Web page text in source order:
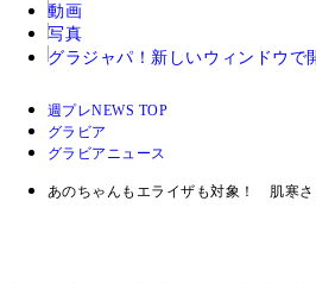
動画
写真
グラジャパ！ 新しいウィンドウで
週プレNEWS TOP
グラビア
グラビアニュース
あのちゃんもエライザも対象！ 肌寒